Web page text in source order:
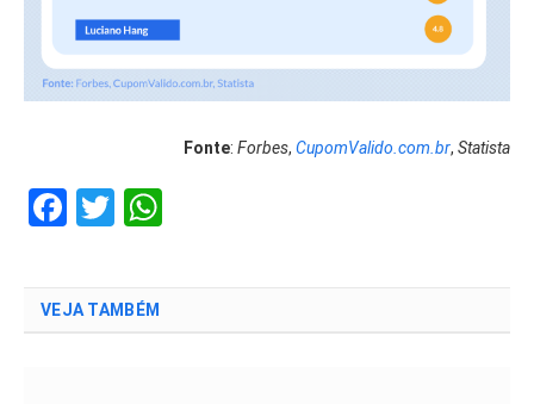
Fonte: Forbes, CupomValido.com.br, Statista
Facebook
Twitter
VEJA TAMBÉM